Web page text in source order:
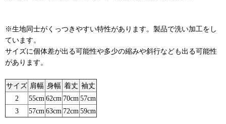
※生地同士がくっつきやすい特性があります。製品で洗い加工をし
ています。
サイズに個体差が出る可能性や多少の縮みや斜行なども出る可能性
があります。
サイズ 肩幅 身幅 着丈 袖丈
2
55cm 62cm 70cm 57cm
3
57cm 63cm 72cm 59cm